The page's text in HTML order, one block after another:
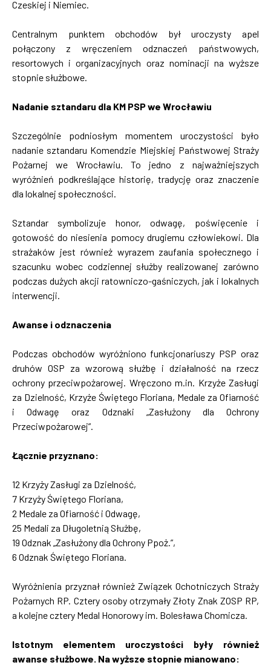
Czeskiej i Niemiec.
Centralnym punktem obchodów był uroczysty apel
połączony z wręczeniem odznaczeń państwowych,
resortowych i organizacyjnych oraz nominacji na wyższe
stopnie służbowe.
Nadanie sztandaru dla KM PSP we Wrocławiu
Szczególnie podniosłym momentem uroczystości było
nadanie sztandaru Komendzie Miejskiej Państwowej Straży
Pożarnej we Wrocławiu. To jedno z najważniejszych
wyróżnień podkreślające historię, tradycję oraz znaczenie
dla lokalnej społeczności.
Sztandar symbolizuje honor, odwagę, poświęcenie i
gotowość do niesienia pomocy drugiemu człowiekowi. Dla
strażaków jest również wyrazem zaufania społecznego i
szacunku wobec codziennej służby realizowanej zarówno
podczas dużych akcji ratowniczo-gaśniczych, jak i lokalnych
interwencji.
Awanse i odznaczenia
Podczas obchodów wyróżniono funkcjonariuszy PSP oraz
druhów OSP za wzorową służbę i działalność na rzecz
ochrony przeciwpożarowej. Wręczono m.in. Krzyże Zasługi
za Dzielność, Krzyże Świętego Floriana, Medale za Ofiarność
i Odwagę oraz Odznaki „Zasłużony dla Ochrony
Przeciwpożarowej”.
Łącznie przyznano:
12 Krzyży Zasługi za Dzielność,
7 Krzyży Świętego Floriana,
2 Medale za Ofiarność i Odwagę,
25 Medali za Długoletnią Służbę,
19 Odznak „Zasłużony dla Ochrony Ppoż.”,
6 Odznak Świętego Floriana.
Wyróżnienia przyznał również Związek Ochotniczych Straży
Pożarnych RP. Cztery osoby otrzymały Złoty Znak ZOSP RP,
a kolejne cztery Medal Honorowy im. Bolesława Chomicza.
Istotnym elementem uroczystości były również
awanse służbowe. Na wyższe stopnie mianowano: